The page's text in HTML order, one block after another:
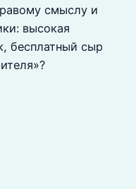
смыслу и
высокая
бесплатный сыр